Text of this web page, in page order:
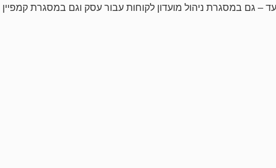
– גם במסגרת ניהול מועדון לקוחות עבור עסק וגם במסגרת קמפיין